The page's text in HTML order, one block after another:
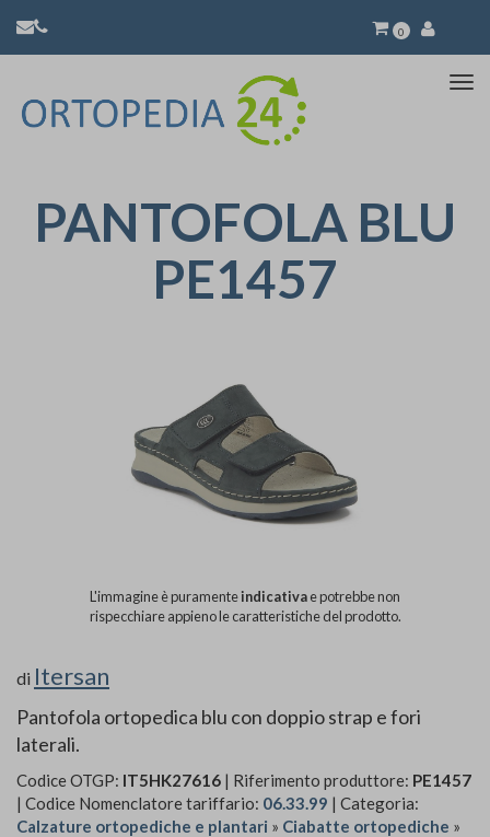
0
PANTOFOLA BLU
PE1457
L'immagine è puramenteindicativae potrebbe non
rispecchiare appieno le caratteristiche del prodotto.
di Itersan
Pantofola ortopedica blu con doppio strap e fori
laterali.
Codice OTGP: IT5HK27616 | Riferimento produttore: PE1457
| Codice Nomenclatore tariffario: 06.33.99 | Categoria:
Calzature ortopediche e plantari » Ciabatte ortopediche »